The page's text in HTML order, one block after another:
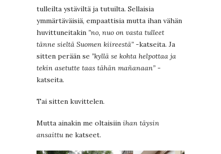
tulleilta ystäviltä ja tutuilta. Sellaisia
ymmärtäväisiä, empaattisia mutta ihan vähän
huvittuneitakin ”no, nuo on vasta tulleet
tänne sieltä Suomen kiireestä” -katseita. Ja
sitten perään se ”kyllä se kohta helpottaa ja
tekin asetutte taas tähän mañanaan” -
katseita.
Tai sitten kuvittelen.
Mutta ainakin me oltaisiin ihan täysin
ansaittu ne katseet.